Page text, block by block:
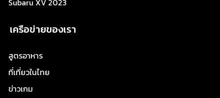
เครือข่ายของเรา
สูตรอาหาร
ที่เที่ยวในไทย
ข่าวเกม